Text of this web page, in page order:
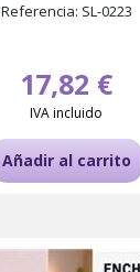
Referencia: SL-0223
17,82 €
IVA incluido
Añadir al carrito